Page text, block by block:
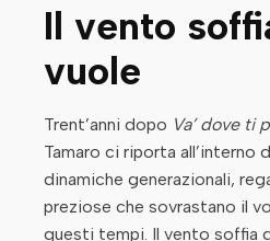
Il vento
vuole
Trent’anni dopo Va’ dove ti
Tamaro ci riporta all’interno
dinamiche generazionali,
preziose che sovrastano il
questi tempi. Il vento soffia